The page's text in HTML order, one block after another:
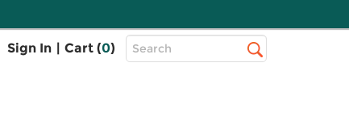
Sign In | Cart (0)
Top
Search